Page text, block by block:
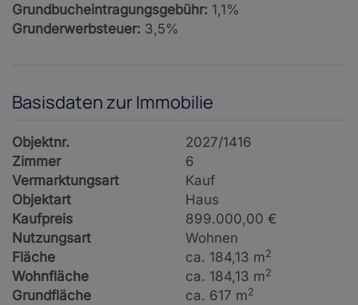
Grundbucheintragungsgebühr: 1,1%
Grunderwerbsteuer: 3,5%
Basisdaten zur Immobilie
Objektnr.
2027/1416
Zimmer
6
Vermarktungsart
Kauf
Objektart
Haus
Kaufpreis
899.000,00 €
Nutzungsart
Wohnen
Fläche
ca. 184,13 m2
Wohnfläche ca. 184,13 m2
Grundfläche ca. 617 m2